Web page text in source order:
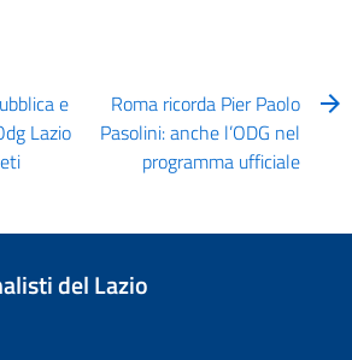
e
Lazio
Roma ricorda Pier Paolo
Pasolini: anche l’ODG nel
programma ufficiale
del Lazio